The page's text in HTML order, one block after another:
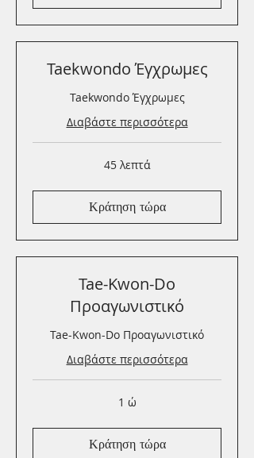
Taekwondo Έγχρωμες
Taekwondo Έγχρωμες
Διαβάστε περισσότερα
45 λεπτά
Κράτηση τώρα
Tae-Kwon-Do
Προαγωνιστικό
Tae-Kwon-Do Προαγωνιστικό
Διαβάστε περισσότερα
1 ώ
Κράτηση τώρα